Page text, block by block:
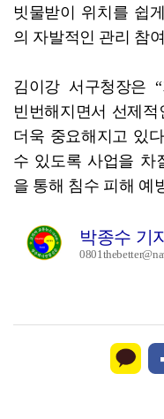
빗물받이 위치를 쉽
의 자발적인 관리 참
김이강 서구청장은
빈번해지면서 선제
더욱 중요해지고 있
수 있도록 사업을 차
을 통해 침수 피해 예
박종수 기